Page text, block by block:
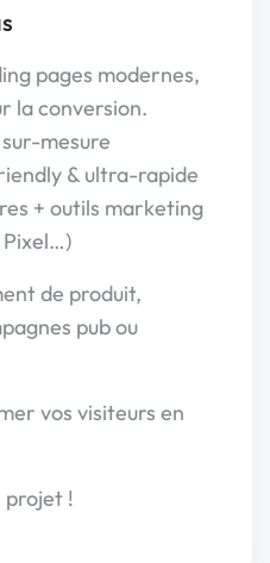
pages modernes,
la conversion.
mesure
& ultra-rapide
+ outils marketing
Pixel…)
de produit,
pub ou
vos visiteurs en
projet !